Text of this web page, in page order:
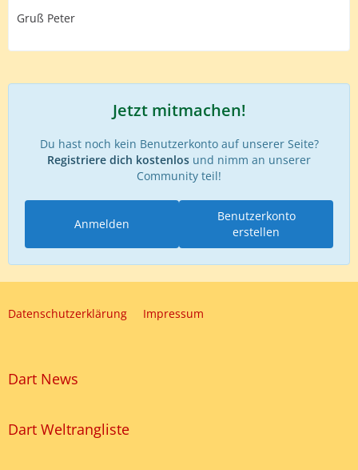
Gruß Peter
Jetzt mitmachen!
Du hast noch kein Benutzerkonto auf unserer Seite?
Registriere dich kostenlos und nimm an unserer
Community teil!
Benutzerkonto
erstellen
Anmelden
Datenschutzerklärung Impressum
Dart News
Dart Weltrangliste